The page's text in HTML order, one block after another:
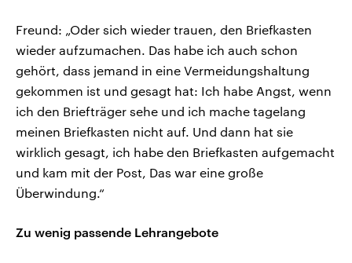
Freund: „Oder sich wieder trauen, den Briefkasten
wieder aufzumachen. Das habe ich auch schon
gehört, dass jemand in eine Vermeidungshaltung
gekommen ist und gesagt hat: Ich habe Angst, wenn
ich den Briefträger sehe und ich mache tagelang
meinen Briefkasten nicht auf. Und dann hat sie
wirklich gesagt, ich habe den Briefkasten aufgemacht
und kam mit der Post, Das war eine große
Überwindung.“
Zu wenig passende Lehrangebote